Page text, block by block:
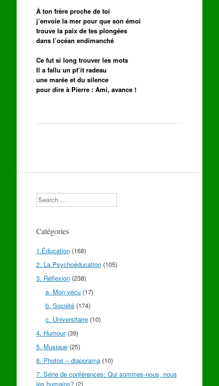
À ton frère proche de toi
j’envoie la mer pour que son émoi
trouve la paix de tes plongées
dans l’océan endimanché
Ce fut si long trouver les mots
Il a fallu un pt’it radeau
une marée et du silence
pour dire à Pierre : Ami, avance !
Search
Catégories
1.Éducation(168)
2. La Psychoéducation(105)
3. Réflexion(238)
a. Mon vécu (17)
b. Société (174)
c. Universitaire (10)
4. Humour(39)
5. Musique(25)
6. Photos – diaporama(10)
7. Série de conférences: Qui sommes-nous, nous
les humains?(2)